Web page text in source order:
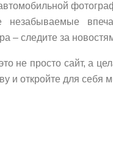
незабываемые
– следите за
не просто сайт, а
и откройте для себя